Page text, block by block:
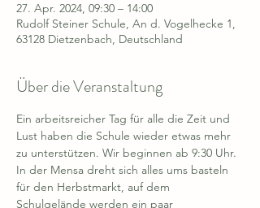
27. Apr. 2024, 09:30 – 14:00
Rudolf Steiner Schule, An d. Vogelhecke 1,
63128 Dietzenbach, Deutschland
Über die Veranstaltung
Ein arbeitsreicher Tag für alle die Zeit und
Lust haben die Schule wieder etwas mehr
zu unterstützen. Wir beginnen ab 9:30 Uhr.
In der Mensa dreht sich alles ums basteln
für den Herbstmarkt, auf dem
Schulgelände werden ein paar